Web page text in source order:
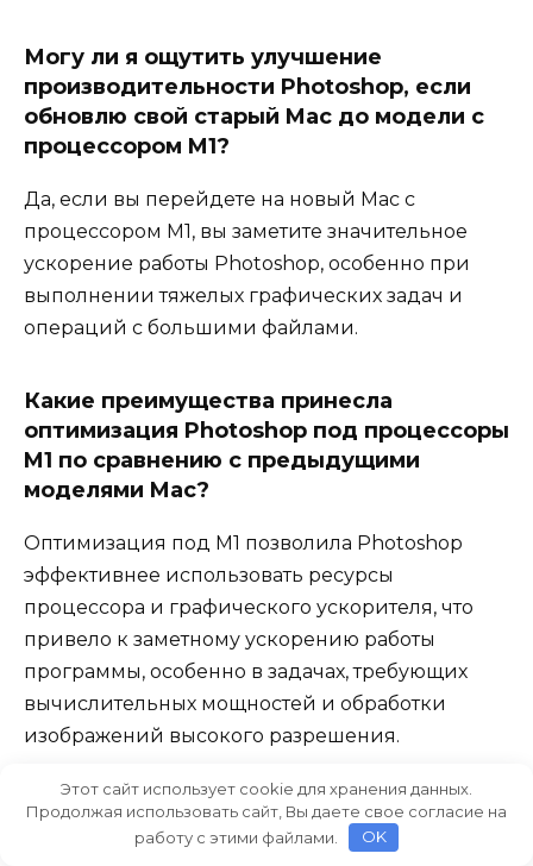
Могу ли я ощутить улучшение
производительности Photoshop, если
обновлю свой старый Mac до модели с
процессором M1?
Да, если вы перейдете на новый Mac с
процессором M1, вы заметите значительное
ускорение работы Photoshop, особенно при
выполнении тяжелых графических задач и
операций с большими файлами.
Какие преимущества принесла
оптимизация Photoshop под процессоры
M1 по сравнению с предыдущими
моделями Mac?
Оптимизация под M1 позволила Photoshop
эффективнее использовать ресурсы
процессора и графического ускорителя, что
привело к заметному ускорению работы
программы, особенно в задачах, требующих
вычислительных мощностей и обработки
изображений высокого разрешения.
Видео:
Этот сайт использует cookie для хранения данных.
Продолжая использовать сайт, Вы даете свое согласие на
работу с этими файлами.
OK